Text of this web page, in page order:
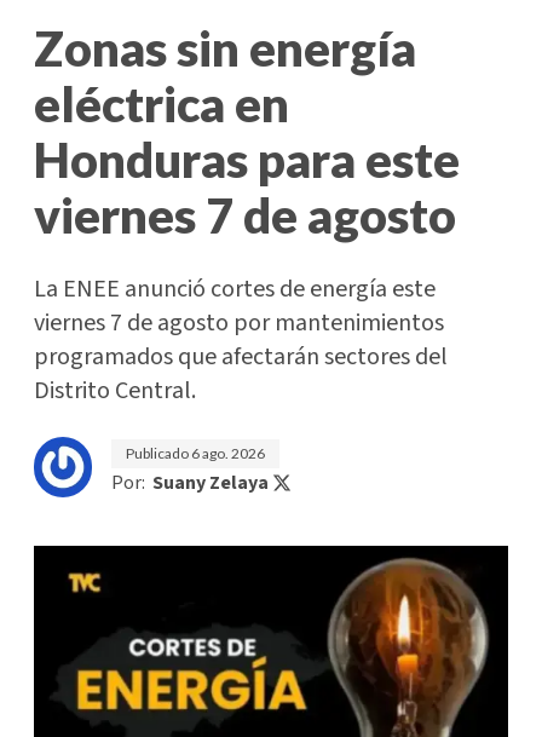
Zonas sin energía
eléctrica en
Honduras para este
viernes 7 de agosto
La ENEE anunció cortes de energía este
viernes 7 de agosto por mantenimientos
programados que afectarán sectores del
Distrito Central.
Publicado 6 ago. 2026
Por: Suany Zelaya